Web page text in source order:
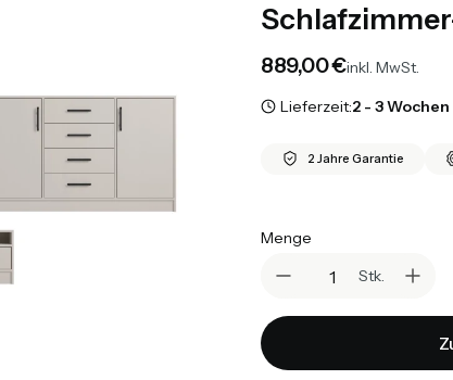
Preis
889,00 €inkl. MwSt.
Lieferzeit:2 - 3 Wochen
2 Jahre Garantie
Menge
Stk.